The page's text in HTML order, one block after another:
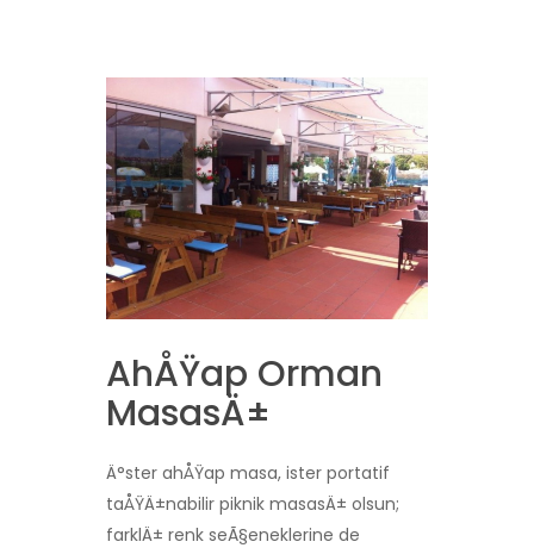
AhÅŸap Orman
MasasÄ±
Ä°ster ahÅŸap masa, ister portatif
taÅŸÄ±nabilir piknik masasÄ± olsun;
farklÄ± renk seÃ§eneklerine de